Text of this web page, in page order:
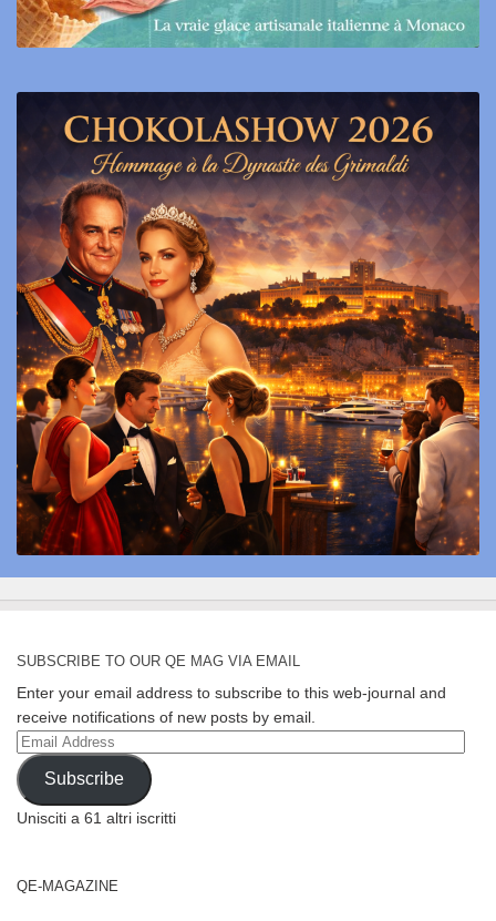
SUBSCRIBE TO OUR QE MAG VIA EMAIL
Enter your email address to subscribe to this web-journal and
receive notifications of new posts by email.
Email
Address
Subscribe
Unisciti a 61 altri iscritti
QE-MAGAZINE